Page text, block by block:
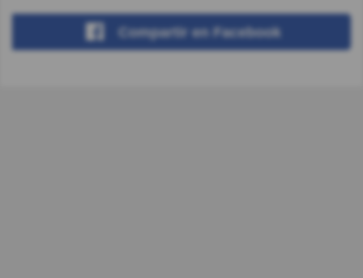
Compartir en Facebook